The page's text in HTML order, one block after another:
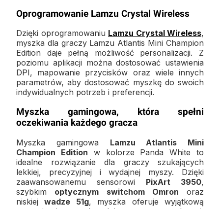
Oprogramowanie Lamzu Crystal Wireless
Dzięki oprogramowaniu Lamzu Crystal Wireless,
myszka dla graczy Lamzu Atlantis Mini Champion
Edition daje pełną możliwość personalizacji. Z
poziomu aplikacji można dostosować ustawienia
DPI, mapowanie przycisków oraz wiele innych
parametrów, aby dostosować myszkę do swoich
indywidualnych potrzeb i preferencji.
Myszka gamingowa, która spełni
oczekiwania każdego gracza
Myszka gamingowa Lamzu Atlantis Mini
Champion Edition w kolorze Panda White to
idealne rozwiązanie dla graczy szukających
lekkiej, precyzyjnej i wydajnej myszy. Dzięki
zaawansowanemu sensorowi PixArt 3950,
szybkim optycznym switchom Omron oraz
niskiejwadze 51g, myszka oferuje wyjątkową